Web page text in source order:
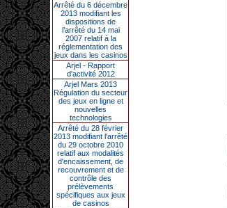
Arrêté du 6 décembre
2013 modifiant les
dispositions de
l’arrêté du 14 mai
2007 relatif à la
réglementation des
jeux dans les casinos
Arjel - Rapport
d'activité 2012
Arjel Mars 2013
Régulation du secteur
des jeux en ligne et
nouvelles
technologies
Arrêté du 28 février
2013 modifiant l'arrêté
du 29 octobre 2010
relatif aux modalités
d'encaissement, de
recouvrement et de
contrôle des
prélèvements
spécifiques aux jeux
de casinos